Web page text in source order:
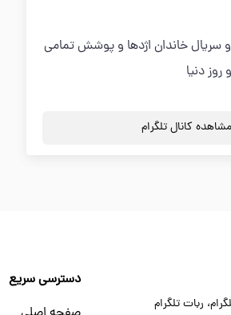
سریال خاندان اژدها و پوشش تمامی
دنیا
مشاهده کانال تلگرام
دسترسی سریع
ربات تلگرام